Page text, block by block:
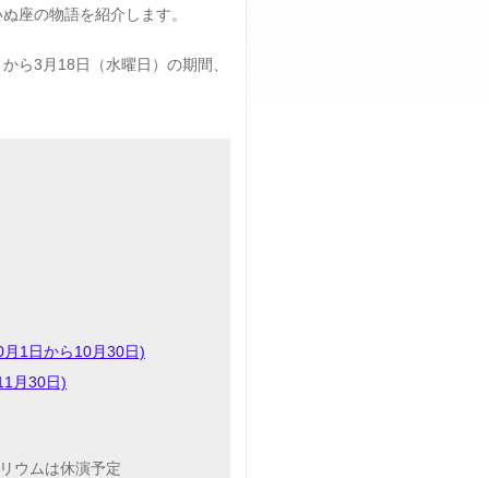
座の物語を紹介します。
ら3 月 18 日（水曜日）の期間、
1日から10月30日)
月30日)
ウムは休演予定